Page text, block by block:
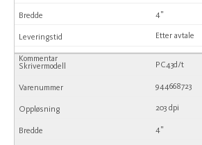
4"
Etter avtale
PC43d/t
944668723
203 dpi
4"